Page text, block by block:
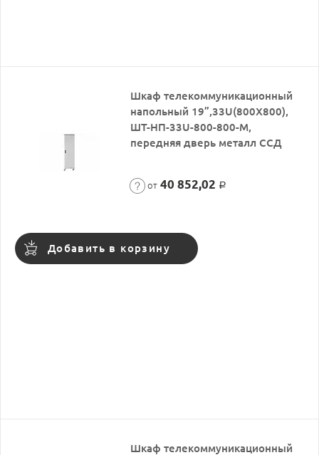
Шкаф телекоммуникационный
напольный 19”,33U(800X800),
ШТ-НП-33U-800-800-М,
передняя дверь металл ССД
от 40 852,02 Р
Добавить в корзину
Шкаф телекоммуникационный